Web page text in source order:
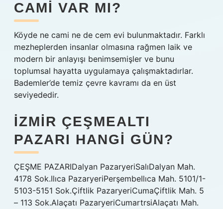
CAMI VAR MI?
Köyde ne cami ne de cem evi bulunmaktadır. Farklı
mezheplerden insanlar olmasına rağmen laik ve
modern bir anlayışı benimsemişler ve bunu
toplumsal hayatta uygulamaya çalışmaktadırlar.
Bademler’de temiz çevre kavramı da en üst
seviyededir.
İZMIR ÇEŞMEALTI
PAZARI HANGI GÜN?
ÇEŞME PAZARIDalyan PazaryeriSalıDalyan Mah.
4178 Sok.Ilıca PazaryeriPerşembeIlıca Mah. 5101/1-
5103-5151 Sok.Çiftlik PazaryeriCumaÇiftlik Mah. 5
– 113 Sok.Alaçatı PazaryeriCumartrsiAlaçatı Mah.